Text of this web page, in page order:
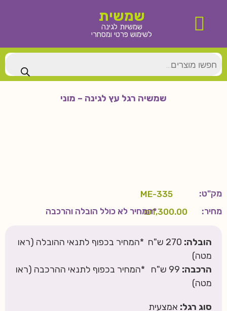
שמשית
שמשיות לגינה
לשימוש פרטי ומסחרי
שמשיה רגל עץ לגינה – מוני
מק"ט:
ME-335
מחיר:
₪1,300.00*המחיר לא כולל הובלה והרכבה
הובלה:
270 ש"ח *המחיר בכפוף לתנאי ההובלה (ראו
מטה)
הרכבה:
99 ש"ח *המחיר בכפוף לתנאי ההרכבה (ראו
מטה)
סוג רגל: אמצעית